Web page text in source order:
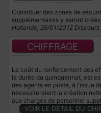
Constituer des zones de
supplémentaires y seront
Hollande, 26/01/2012 Discours
CHIFFRAGE
Le coût du renforcement des
la durée du quinquennat, est
des agents en poste, à l’issue
nécessiteraient la création
aux charges de personnel
VOIR LE DÉTAIL DU